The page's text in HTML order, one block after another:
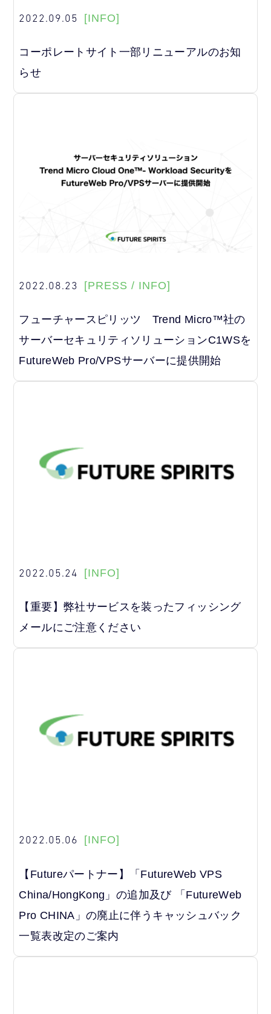
2022.09.05 [INFO]
コーポレートサイト一部リニューアルのお知
らせ
2022.08.23 [PRESS / INFO]
フューチャースピリッツ Trend Micro™社の
サーバーセキュリティソリューションC1WSを
FutureWeb Pro/VPSサーバーに提供開始
2022.05.24 [INFO]
【重要】弊社サービスを装ったフィッシング
メールにご注意ください
2022.05.06 [INFO]
【Futureパートナー】「FutureWeb VPS
China/HongKong」の追加及び 「FutureWeb
Pro CHINA」の廃止に伴うキャッシュバック
一覧表改定のご案内